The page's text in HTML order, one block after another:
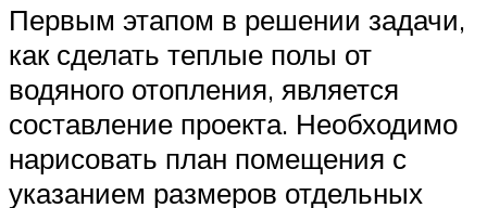
Первым этапом в решении задачи,
как сделать теплые полы от
водяного отопления, является
составление проекта. Необходимо
нарисовать план помещения с
указанием размеров отдельных